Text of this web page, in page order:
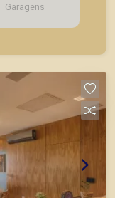
Garagens